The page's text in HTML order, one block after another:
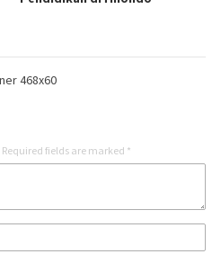
Required fields are marked *